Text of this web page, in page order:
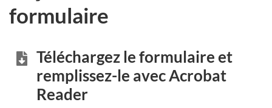
formulaire
Téléchargez le formulaire et
remplissez-le avec Acrobat
Reader